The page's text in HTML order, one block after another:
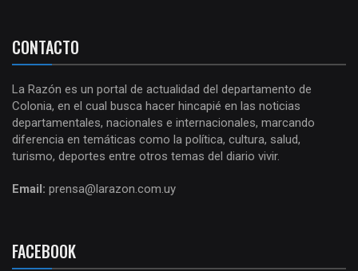
CONTACTO
La Razón es un portal de actualidad del departamento de
Colonia, en el cual busca hacer hincapié en las noticias
departamentales, nacionales e internacionales, marcando
diferencia en temáticas como la política, cultura, salud,
turismo, deportes entre otros temas del diario vivir.
Email: prensa@larazon.com.uy
FACEBOOK